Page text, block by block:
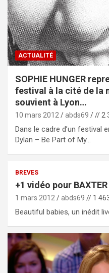
ACTUALITÉ
SOPHIE HUNGER
festival à la cité de la
souvient à Lyon…
10 mars 2012 abds69 // 2
Dans le cadre d’un festival
Dylan – Be Part of My…
BREVES
+1 vidéo pour BAXTER
1 mars 2012 abds69 // 1
Beautiful babies, un inédit